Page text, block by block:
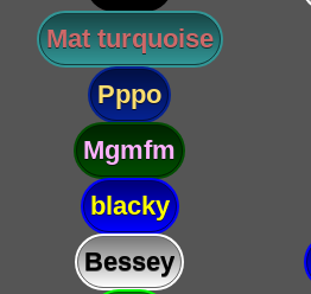
Mat turquoise
Pppo
Mgmfm
blacky
Bessey